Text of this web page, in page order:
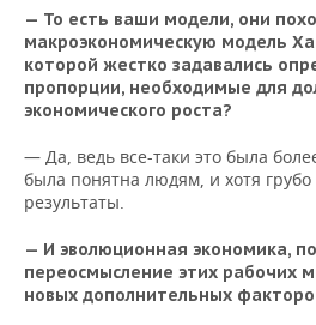
— То есть ваши модели, они
макроэкономическую модель
которой жестко задавались
пропорции, необходимые для
экономического роста?
— Да, ведь все-таки это была
была понятна людям, и хотя грубо
результаты.
— И эволюционная экономика,
переосмысление этих рабочих
новых дополнительных